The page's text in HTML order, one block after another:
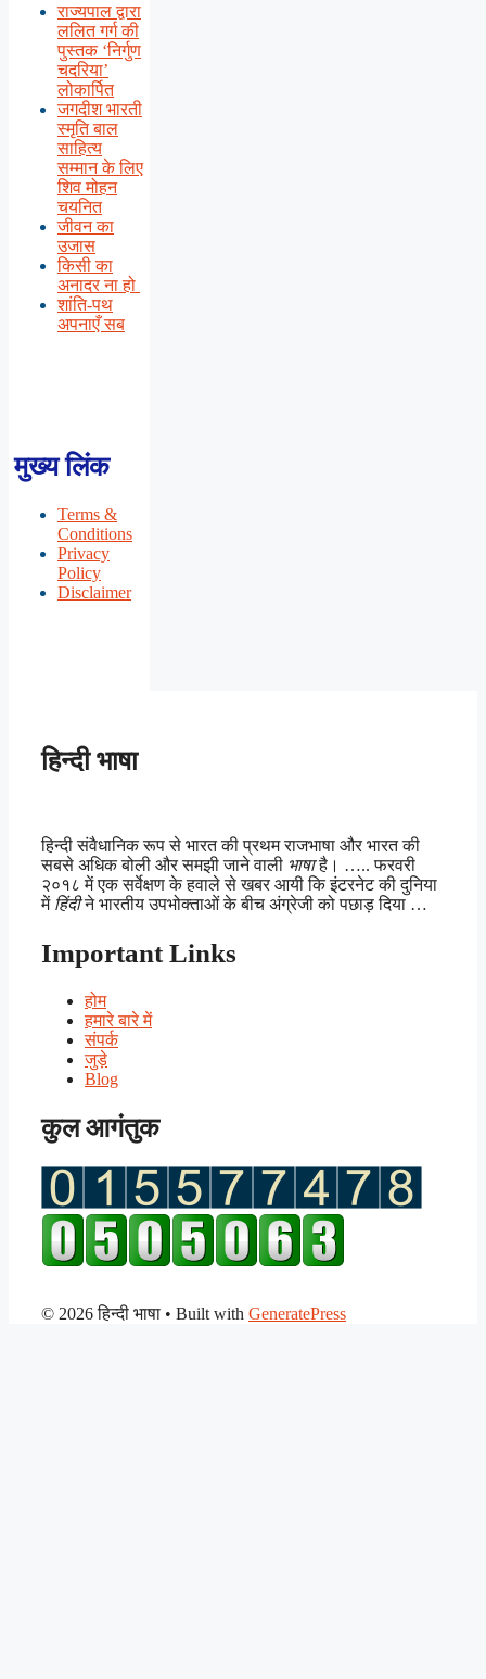
राज्यपाल द्वारा
ललित गर्ग की
पुस्तक ‘निर्गुण
चदरिया’
लोकार्पित
जगदीश भारती
स्मृति बाल
साहित्य
सम्मान के लिए
शिव मोहन
चयनित
जीवन का
उजास
किसी का
अनादर ना हो
शांति-पथ
अपनाएँ सब
मुख्य लिंक
Terms &
Conditions
Privacy
Policy
Disclaimer
हिन्दी भाषा
हिन्दी संवैधानिक रूप से भारत की प्रथम राजभाषा और भारत की
सबसे अधिक बोली और समझी जाने वाली भाषाहै। ….. फरवरी
२०१८ में एक सर्वेक्षण के हवाले से खबर आयी कि इंटरनेट की दुनिया
में हिंदीने भारतीय उपभोक्ताओं के बीच अंग्रेजी को पछाड़ दिया …
Important Links
होम
हमारे बारे में
संपर्क
जुड़े
Blog
कुल आगंतुक
© 2026 हिन्दी भाषा • Built with GeneratePress